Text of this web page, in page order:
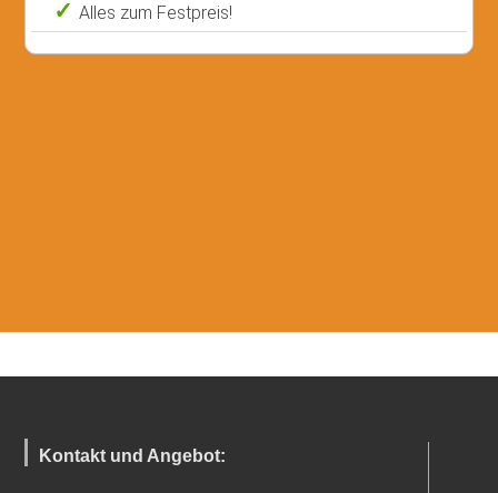
Alles zum Festpreis!
Kontakt und Angebot: